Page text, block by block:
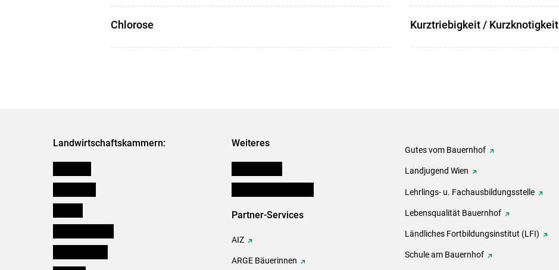
Chlorose Kurztriebigkeit / Kurzknotigkeit
Landwirtschaftskammern: Weiteres
Partner-Services
AIZ
ARGE Bäuerinnen
Gutes vom Bauernhof
Landjugend Wien
Lehrlings- u. Fachausbildungsstelle
Lebensqualität Bauernhof
Ländliches Fortbildungsinstitut (LFI)
Schule am Bauernhof